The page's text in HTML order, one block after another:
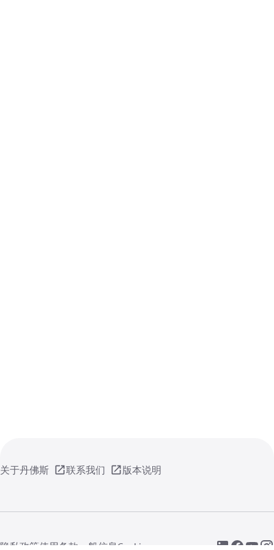
关于丹佛斯 联系我们 版本说明
隐私政策使用条款 一般信息 Cookie